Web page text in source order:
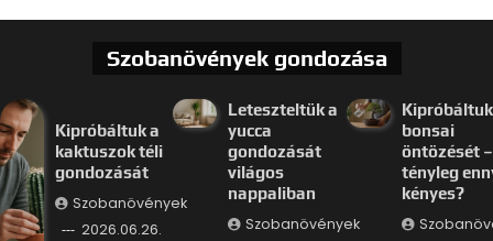
Szobanövények gondozása
Kipróbáltuk a
kaktuszok téli
gondozását
Szobanövények
2026.06.26.
Leteszteltük a
yucca
gondozását
világos
nappaliban
Szobanövények
bonsai
öntözését –
tényleg
kényes?